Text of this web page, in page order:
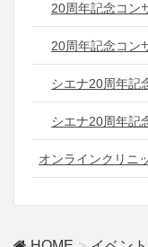
20周年記念コン
20周年記念コン
シエナ20周年記
シエナ20周年記
オンラインクリニ